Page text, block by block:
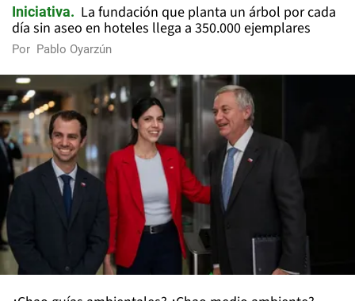
Iniciativa
La fundación que planta un árbol por cada
día sin aseo en hoteles llega a 350.000 ejemplares
Por Pablo Oyarzún